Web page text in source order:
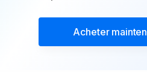
Acheter